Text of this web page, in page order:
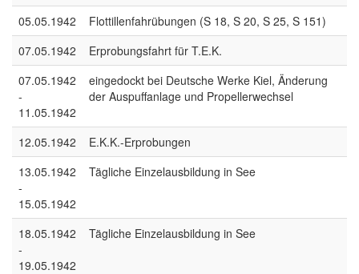
05.05.1942
Flottillenfahrübungen (S 18, S 20, S 25, S 151)
07.05.1942
Erprobungsfahrt für T.E.K.
07.05.1942
-
11.05.1942
eingedockt bei Deutsche Werke Kiel, Änderung
der Auspuffanlage und Propellerwechsel
12.05.1942
E.K.K.-Erprobungen
13.05.1942
-
15.05.1942
Tägliche Einzelausbildung in See
18.05.1942
-
19.05.1942
Tägliche Einzelausbildung in See